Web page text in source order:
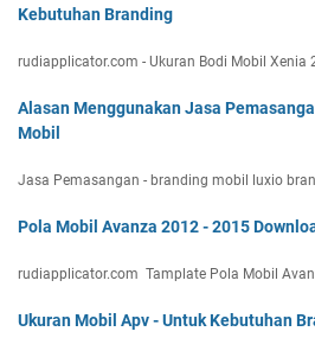
Kebutuhan Branding
rudiapplicator.com - Ukuran Bodi Mobil Xenia
Alasan Menggunakan Jasa
Mobil
Jasa Pemasangan - branding mobil luxio
Pola Mobil Avanza 2012 - 2015
rudiapplicator.com Tamplate Pola Mobil
Ukuran Mobil Apv - Untuk Kebutuhan